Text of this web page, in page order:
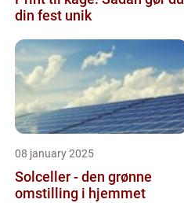
din fest unik
08 january 2025
Solceller - den grønne
omstilling i hjemmet